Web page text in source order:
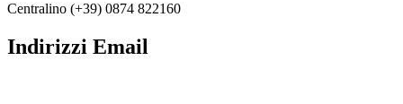
Centralino (+39) 0874 822160
Indirizzi Email